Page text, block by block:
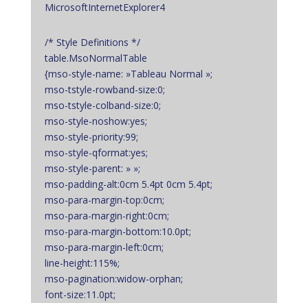
MicrosoftInternetExplorer4
/* Style Definitions */
table.MsoNormalTable
{mso-style-name: »Tableau Normal »;
mso-tstyle-rowband-size:0;
mso-tstyle-colband-size:0;
mso-style-noshow:yes;
mso-style-priority:99;
mso-style-qformat:yes;
mso-style-parent: » »;
mso-padding-alt:0cm 5.4pt 0cm 5.4pt;
mso-para-margin-top:0cm;
mso-para-margin-right:0cm;
mso-para-margin-bottom:10.0pt;
mso-para-margin-left:0cm;
line-height:115%;
mso-pagination:widow-orphan;
font-size:11.0pt;